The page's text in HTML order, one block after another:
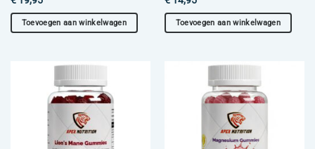
Toevoegen aan winkelwagen Toevoegen aan winkelwagen